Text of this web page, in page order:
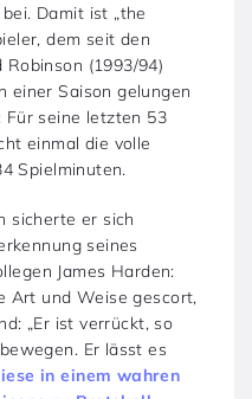
Damit ist „the
dem seit den
(1993/94)
einer Saison gelungen
Für seine letzten 53
einmal die volle
Spielminuten.
sicherte er sich
seines
James Harden:
Art und Weise gescort,
„Er ist verrückt, so
Er lässt es
in einem wahren